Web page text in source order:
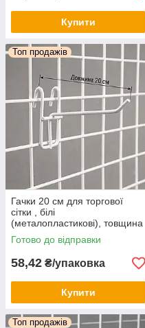
Купити
Топ продажів
Гачки 20 см для торгової
сітки , білі
(металопластикові), товщина
3.4 мм, упаковка 10 шт.
Готово до відправки
58,42 ₴/упаковка
Купити
Топ продажів